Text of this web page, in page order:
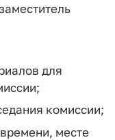
для
комиссии;
месте